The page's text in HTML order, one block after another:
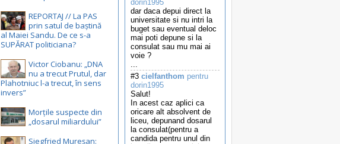
dorin1995
dar daca depui direct la
universitate si nu intri la
buget sau eventual deloc
mai poti depune si la
consulat sau mu mai ai
voie ?
...
#3 cielfanthom pentru
dorin1995
Salut!
In acest caz aplici ca
oricare alt absolvent de
liceu, depunand dosarul
la consulat(pentru a
candida pentru unul din
REPORTAJ // La PAS
prin satul de baștină
al Maiei Sandu. De ce s-a
SUPĂRAT politiciana?
Victor Ciobanu: „DNA
nu a trecut Prutul, dar
Plahotniuc l-a trecut, în sens
invers”
Morțile suspecte din
„dosarul miliardului”
Siegfried Mureșan: